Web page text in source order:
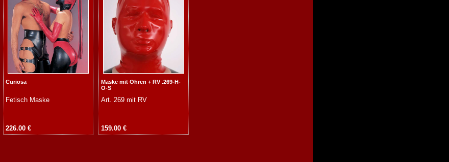
Curiosa
Fetisch Maske
226.00 €
Maske mit Ohren + RV .269-H-
O-S
Art. 269 mit RV
159.00 €